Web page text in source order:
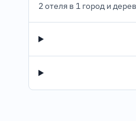
2 отеля в 1 город и